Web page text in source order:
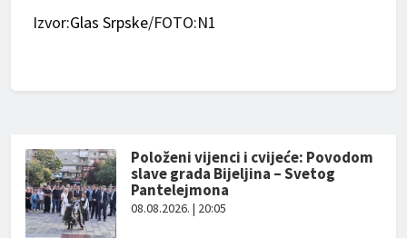
Izvor:Glas Srpske/FOTO:N1
Položeni vijenci i cvijeće: Povodom
slave grada Bijeljina – Svetog
Pantelejmona
08.08.2026. | 20:05